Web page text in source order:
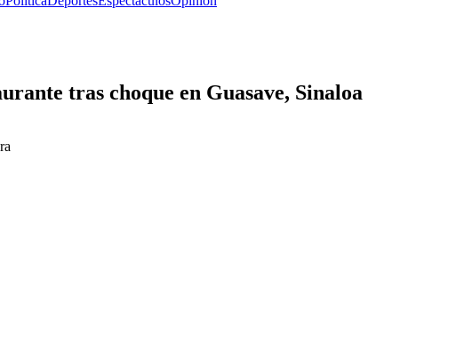
tras choque en Guasave, Sinaloa